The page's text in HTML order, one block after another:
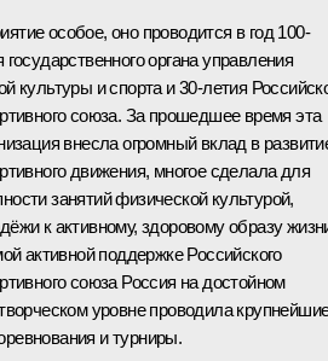
особое, оно проводится в год 100-
органа управления
культуры и спорта и 30-летия
союза. За прошедшее время эта
внесла огромный вклад в
движения, многое сделала для
занятий физической культурой,
к активному, здоровому образу
активной поддержке Российского
союза Россия на достойном
уровне проводила
и турниры.